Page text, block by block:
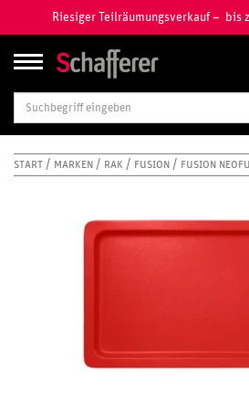
Riesiger Teilräumungsverkauf – bis
START MARKEN RAK FUSION FUSION